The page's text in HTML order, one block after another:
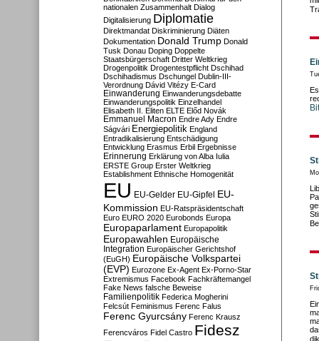
nationalen Zusammenhalt Dialog
Digitalisierung Diplomatie
Direktmandat Diskriminierung Diäten
Dokumentation Donald Trump Donald
Tusk Donau Doping Doppelte
Staatsbürgerschaft Dritter Weltkrieg
Drogenpolitik Drogentestpflicht Dschihad
Dschihadismus Dschungel Dublin-III-
Verordnung Dávid Vitézy E-Card
Einwanderung Einwanderungsdebatte
Einwanderungspolitik Einzelhandel
Elisabeth II. Eliten ELTE Előd Novák
Emmanuel Macron Endre Ady Endre
Ságvári Energiepolitik England
Entradikalisierung Entschädigung
Entwicklung Erasmus Erbil Ergebnisse
Erinnerung Erklärung von Alba Iulia
ERSTE Group Erster Weltkrieg
Establishment Ethnische Homogenität
EU EU-Gelder EU-Gipfel EU-
Kommission EU-Ratspräsidentschaft
Euro EURO 2020 Eurobonds Europa
Europaparlament Europapolitik
Europawahlen Europäische
Integration Europäischer Gerichtshof
(EuGH) Europäische Volkspartei
(EVP) Eurozone Ex-Agent Ex-Porno-Star
Extremismus Facebook Fachkräftemangel
Fake News falsche Beweise
Familienpolitik Federica Mogherini
Felcsút Feminismus Ferenc Falus
Ferenc Gyurcsány Ferenc Krausz
Ferencváros Fidel Castro Fidesz